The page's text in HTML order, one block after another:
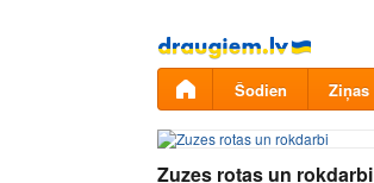
Pāriet
uz
saturu
Šodien Ziņas
Zuzes rotas un rokdarbi